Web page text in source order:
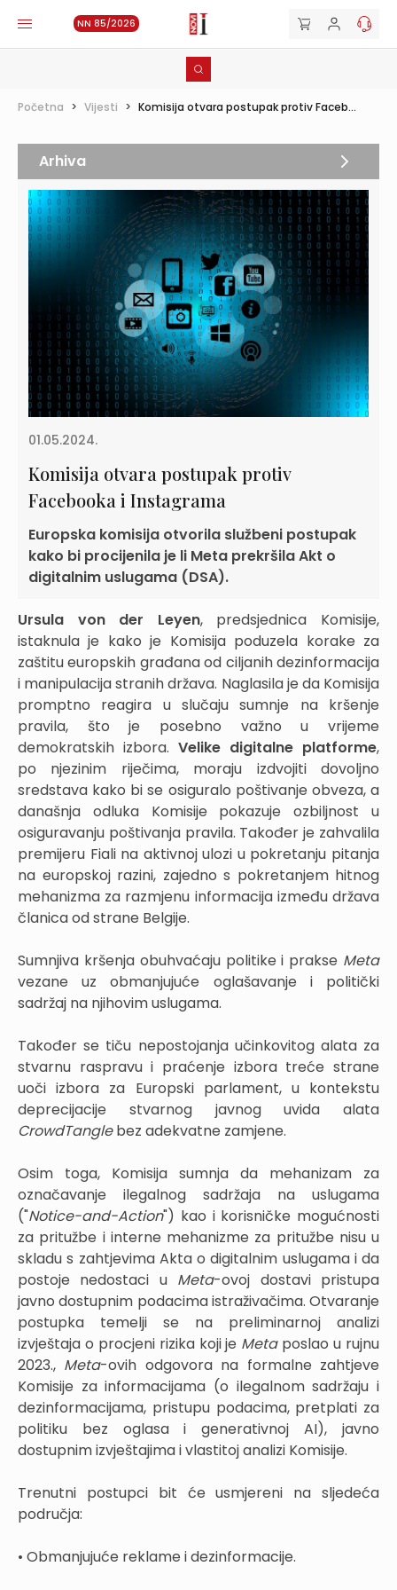
NN 85/2026
Početna > Vijesti > Komisija otvara postupak protiv Faceb...
01.05.2024.
Komisija otvara postupak protiv
Facebooka i Instagrama
Europska komisija otvorila službeni postupak
kako bi procijenila je li Meta prekršila Akt o
digitalnim uslugama (DSA).
Ursula von der Leyen, predsjednica Komisije,
istaknula je kako je Komisija poduzela korake za
zaštitu europskih građana od ciljanih dezinformacija
i manipulacija stranih država. Naglasila je da Komisija
promptno reagira u slučaju sumnje na kršenje
pravila, što je posebno važno u vrijeme
demokratskih izbora. Velike digitalne platforme,
po njezinim riječima, moraju izdvojiti dovoljno
sredstava kako bi se osiguralo poštivanje obveza, a
današnja odluka Komisije pokazuje ozbiljnost u
osiguravanju poštivanja pravila. Također je zahvalila
premijeru Fiali na aktivnoj ulozi u pokretanju pitanja
na europskoj razini, zajedno s pokretanjem hitnog
mehanizma za razmjenu informacija između država
članica od strane Belgije.
Sumnjiva kršenja obuhvaćaju politike i prakse Meta
vezane uz obmanjujuće oglašavanje i politički
sadržaj na njihovim uslugama.
Također se tiču nepostojanja učinkovitog alata za
stvarnu raspravu i praćenje izbora treće strane
uoči izbora za Europski parlament, u kontekstu
deprecijacije stvarnog javnog uvida alata
CrowdTanglebez adekvatne zamjene.
Osim toga, Komisija sumnja da mehanizam za
označavanje ilegalnog sadržaja na uslugama
("Notice-and-Action") kao i korisničke mogućnosti
za pritužbe i interne mehanizme za pritužbe nisu u
skladu s zahtjevima Akta o digitalnim uslugama i da
postoje nedostaci u Meta-ovoj dostavi pristupa
javno dostupnim podacima istraživačima. Otvaranje
postupka temelji se na preliminarnoj analizi
izvještaja o procjeni rizika koji je Metaposlao u rujnu
2023., Meta-ovih odgovora na formalne zahtjeve
Komisije za informacijama (o ilegalnom sadržaju i
dezinformacijama, pristupu podacima, pretplati za
politiku bez oglasa i generativnoj AI), javno
dostupnim izvještajima i vlastitoj analizi Komisije.
Trenutni postupci bit će usmjereni na sljedeća
područja:
• Obmanjujuće reklame i dezinformacije.
Arhiva